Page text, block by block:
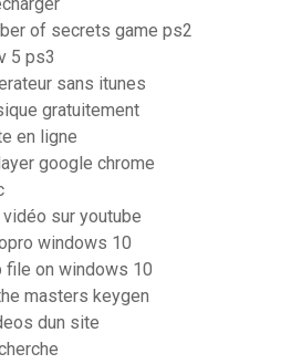
of secrets game ps2
5 ps3
sans itunes
gratuitement
en ligne
google chrome
sur youtube
windows 10
file on windows 10
masters keygen
dun site